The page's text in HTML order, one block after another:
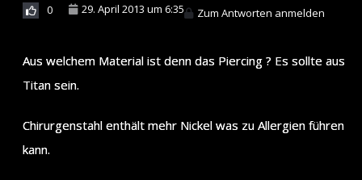
0 29. April 2013 um 6:35 Zum Antworten anmelden
Aus welchem Material ist denn das Piercing ? Es sollte aus
Titan sein.
Chirurgenstahl enthält mehr Nickel was zu Allergien führen
kann.